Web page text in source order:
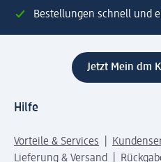
Bestellungen schnell und
Jetzt Mein dm
Hilfe
Vorteile & Services
Lieferung & Versand